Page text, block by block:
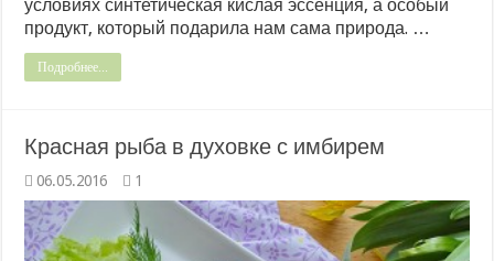
условиях синтетическая кислая эссенция, а особый
продукт, который подарила нам сама природа. …
Подробнее...
Красная рыба в духовке с имбирем
06.05.2016 1